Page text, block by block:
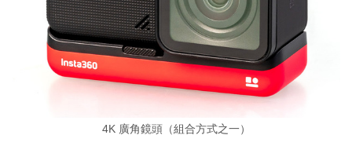
4K 廣角鏡頭（組合方式之一）